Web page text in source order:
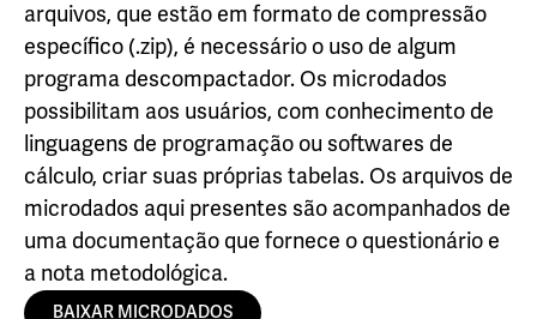
arquivos, que estão em formato de compressão
específico (.zip), é necessário o uso de algum
programa descompactador. Os microdados
possibilitam aos usuários, com conhecimento de
linguagens de programação ou softwares de
cálculo, criar suas próprias tabelas. Os arquivos de
microdados aqui presentes são acompanhados de
uma documentação que fornece o questionário e
a nota metodológica.
BAIXAR MICRODADOS